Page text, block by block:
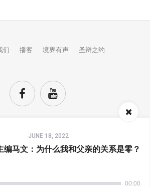
JUNE 18, 2022
编马文：为什么我和父亲的关系是零？
00:00
们 播客 境界有声 圣辩之约
TOP